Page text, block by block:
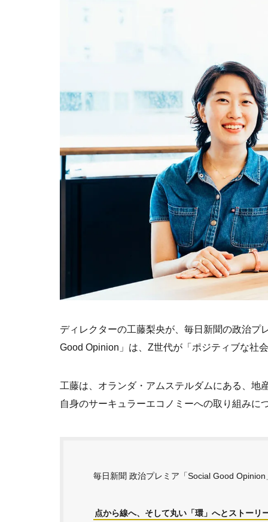
ディレクターの工藤梨央が、毎日新聞の政治プ
Good Opinion」は、Z世代が「ポジティブな社
工藤は、オランダ・アムステルダムにある、地
自身のサーキュラーエコノミーへの取り組みに
毎日新聞 政治プレミア「Social Good Opinion
点から線へ、そして丸い「環」へとストー